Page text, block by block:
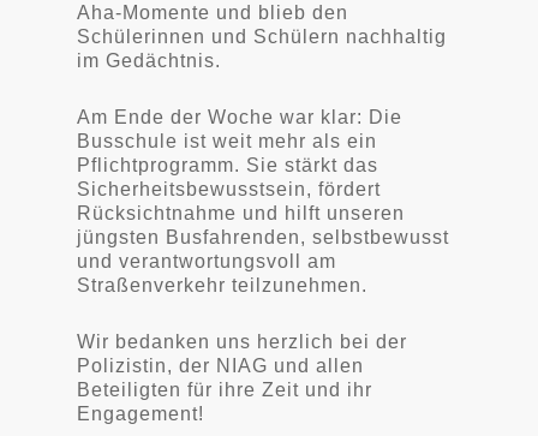
Aha-Momente und blieb den
Schülerinnen und Schülern nachhaltig
im Gedächtnis.
Am Ende der Woche war klar: Die
Busschule ist weit mehr als ein
Pflichtprogramm. Sie stärkt das
Sicherheitsbewusstsein, fördert
Rücksichtnahme und hilft unseren
jüngsten Busfahrenden, selbstbewusst
und verantwortungsvoll am
Straßenverkehr teilzunehmen.
Wir bedanken uns herzlich bei der
Polizistin, der NIAG und allen
Beteiligten für ihre Zeit und ihr
Engagement!